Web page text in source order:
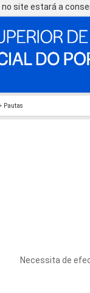
no site estará a
Pautas
Necessita de